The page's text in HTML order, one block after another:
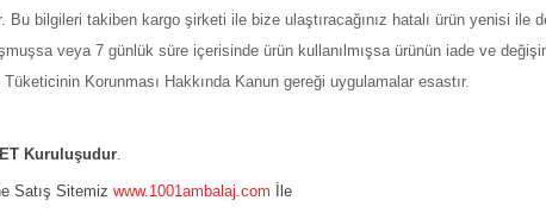
bilgileri takiben kargo şirketi ile bize ulaştıracağınız hatalı ürün yenisi ile
veya 7 günlük süre içerisinde ürün kullanılmışsa ürünün iade ve
Korunması Hakkında Kanun gereği uygulamalar esastır.
Kuruluşudur.
Satış Sitemiz www.1001ambalaj.com İle